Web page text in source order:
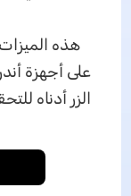
على أجهزة
الزر أدناه